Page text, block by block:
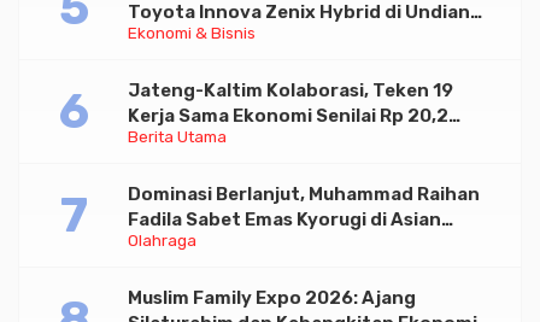
Ekonomi & Bisnis
Toyota Innova Zenix Hybrid di Undian
Tabungan Bima Bank Jateng
Berita Utama
Jateng-Kaltim Kolaborasi, Teken 19
Kerja Sama Ekonomi Senilai Rp 20,2
Triliun
Olahraga
Dominasi Berlanjut, Muhammad Raihan
Fadila Sabet Emas Kyorugi di Asian
Taekwondo Indonesia Open 2026
Muslim Family Expo 2026: Ajang